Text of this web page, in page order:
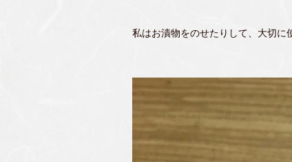
私はお漬物をのせたりして、大切に